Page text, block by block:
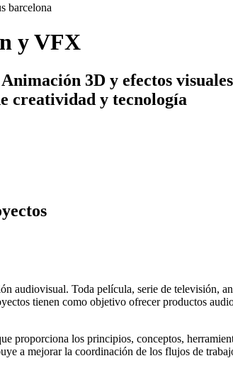
y VFX
3D y efectos
creatividad y tecnología
audiovisual. Toda película, serie de televisión,
tienen como objetivo ofrecer productos
proporciona los principios, conceptos,
a mejorar la coordinación de los flujos de